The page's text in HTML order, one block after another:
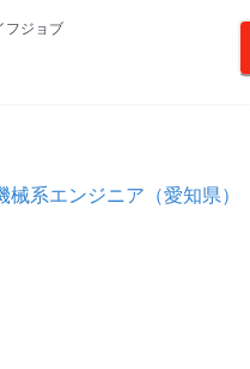
フジョブ
械系エンジニア（愛知県）